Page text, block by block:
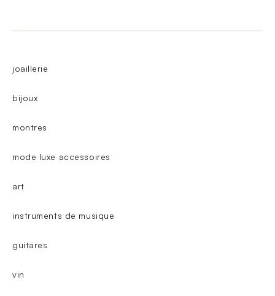
joaillerie
bijoux
montres
mode luxe accessoires
art
instruments de musique
guitares
vin